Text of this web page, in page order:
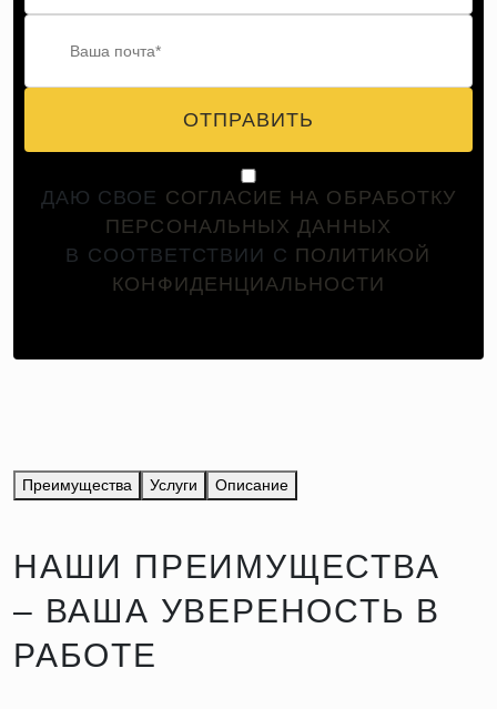
ОТПРАВИТЬ
ДАЮ СВОЕ СОГЛАСИЕ НА ОБРАБОТКУ
ПЕРСОНАЛЬНЫХ ДАННЫХ
В СООТВЕТСТВИИ С ПОЛИТИКОЙ
КОНФИДЕНЦИАЛЬНОСТИ
Преимущества Услуги Описание
НАШИ ПРЕИМУЩЕСТВА
– ВАША УВЕРЕНОСТЬ В
РАБОТЕ